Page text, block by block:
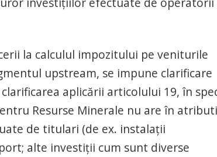
la calculul impozitului pe veniturile
upstream, se impune clarificare
aplicării articolului 19, în
Resurse Minerale nu are în
de titulari (de ex. instalații
alte investiții cum sunt diverse